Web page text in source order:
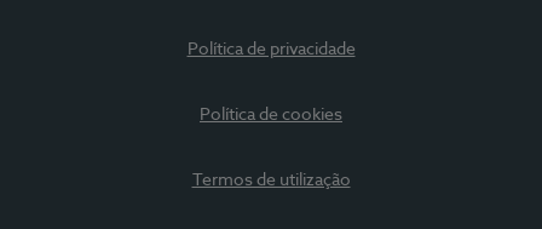
Política de privacidade
Política de cookies
Termos de utilização